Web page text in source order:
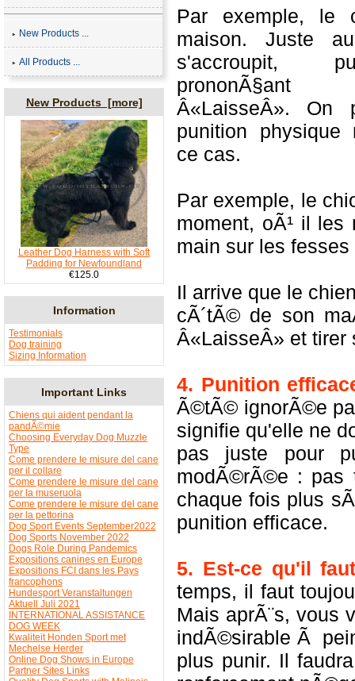
New Products ...
All Products ...
New Products [more]
Leather Dog Harness with Soft
Padding for Newfoundland
€125.0
Information
Testimonials
Dog training
Sizing Information
Important Links
Chiens qui aident pendant la
pandÃ©mie
Choosing Everyday Dog Muzzle
Type
Come prendere le misure del cane
per il collare
Come prendere le misure del cane
per la museruola
Come prendere le misure del cane
per la pettorina
Dog Sport Events September2022
Dog Sports November 2022
Dogs Role During Pandemics
Expositions canines en Europe
Expositions FCI dans les Pays
francophons
Hundesport Veranstaltungen
Aktuell Juli 2021
INTERNATIONAL ASSISTANCE
DOG WEEK
Kwaliteit Honden Sport met
Mechelse Herder
Online Dog Shows in Europe
Partner Sites Links
Par exemple,
maison. Juste
s'accroupit,
prononÃ§ant
Â«LaisseÂ». On
punition physique
ce cas.
Par exemple, le
moment, oÃ¹ il
main sur les
Il arrive que le
cÃ´tÃ© de son
Â«LaisseÂ» et tirer
4. Punition
Ã©tÃ© ignorÃ©e
signifie qu'elle ne
pas juste pour
modÃ©rÃ©e : pas
chaque fois plus
punition efficace.
5. Est-ce qu'il
temps, il faut
Mais aprÃ¨s, vous
indÃ©sirable Ã
plus punir. Il